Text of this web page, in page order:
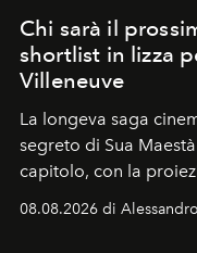
Chi sarà il
shortlist in lizza
Villeneuve
La longeva saga
segreto di Sua
capitolo, con la
Craig, però, regna
08.08.2026 di